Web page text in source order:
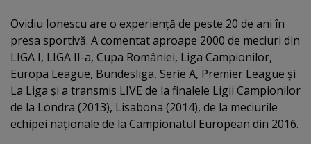
Ovidiu Ionescu are o experienţă de peste 20 de ani în
presa sportivă. A comentat aproape 2000 de meciuri din
LIGA I, LIGA II-a, Cupa României, Liga Campionilor,
Europa League, Bundesliga, Serie A, Premier League şi
La Liga şi a transmis LIVE de la finalele Ligii Campionilor
de la Londra (2013), Lisabona (2014), de la meciurile
echipei naţionale de la Campionatul European din 2016.